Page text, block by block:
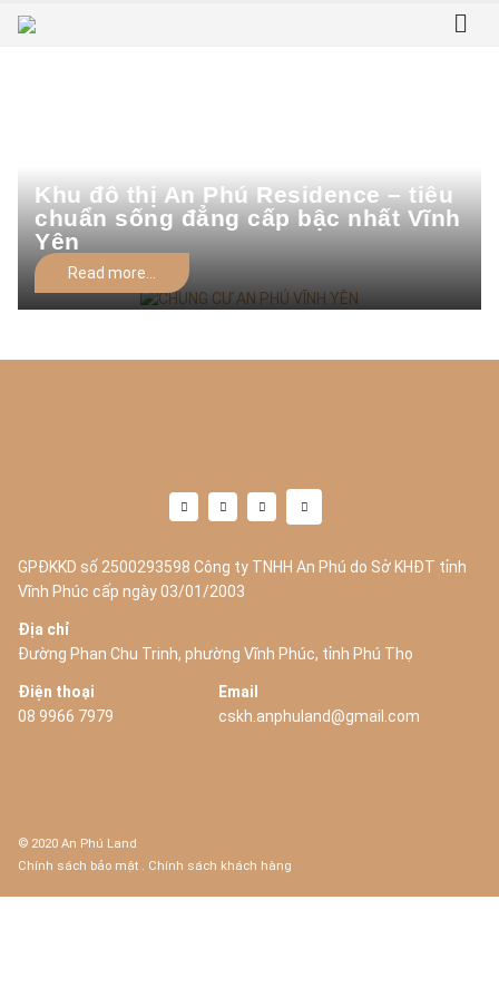
CHUNG CƯ AN PHÚ VĨNH YÊN
Khu đô thị An Phú Residence – tiêu
chuẩn sống đẳng cấp bậc nhất Vĩnh
Yên
Read more...
GPĐKKD số 2500293598 Công ty TNHH An Phú do Sở KHĐT tỉnh
Vĩnh Phúc cấp ngày 03/01/2003
Địa chỉ
Đường Phan Chu Trinh, phường Vĩnh Phúc, tỉnh Phú Thọ
Điện thoại
08 9966 7979
Email
cskh.anphuland@gmail.com
© 2020 An Phú Land
Chính sách bảo mật
Chính sách khách hàng